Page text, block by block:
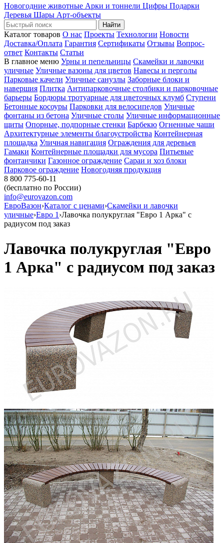
Новогодние животные Арки и тоннели Цифры Подарки
Деревья Шары Арт-объекты
Найти
Каталог товаров О нас Проекты Технологии Новости
Доставка/Оплата Гарантия Сертификаты Отзывы Вопрос-
ответ Контакты Статьи
В главное меню Урны и пепельницы Скамейки и лавочки
уличные Уличные вазоны для цветов Навесы и перголы
Парковые качели Уличные санузлы Заборные блоки и
навершия Плитка Антипарковочные столбики и парковочные
барьеры Бордюры тротуарные для цветочных клумб Ступени
Бетонные косоуры Парковки для велосипедов Уличные
фонтаны из бетона Уличные столы Уличные информационные
щиты Опорные, подпорные стенки Барбекю Огненные чаши
Архитектурные элементы благоустройства Контейнерная
площадка Уличная навигация Ограждения для деревьев
Гамаки Контейнерные площадки для мусора Питьевые
фонтанчики Газонное ограждение Сараи и хоз блоки
Парковое ограждение Новогодняя продукция
8 800 775-60-11
(бесплатно по России)
info@eurovazon.com
ЕвроВазон›Каталог с ценами›Скамейки и лавочки
уличные›Евро 1 ›Лавочка полукруглая "Евро 1 Арка" с
радиусом под заказ
Лавочка полукруглая "Евро
1 Арка" с радиусом под заказ